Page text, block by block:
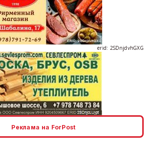
erid: 2SDnjdvhGXG
erid: 2SDnjcLUypt
Реклама на ForPost